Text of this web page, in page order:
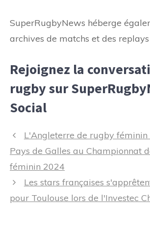
SuperRugbyNews héberge
archives de matchs et des
Rejoignez la
rugby sur
Social
Navigation
des
articles
L'Angleterre de rugby féminin
Pays de Galles au Championnat
féminin 2024
Les stars françaises
pour Toulouse lors de l'Investec